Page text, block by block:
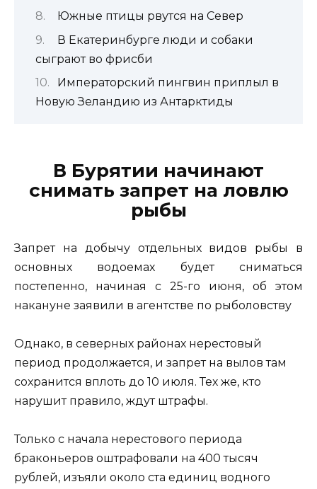
Южные птицы рвутся на Север
В Екатеринбурге люди и собаки
сыграют во фрисби
Императорский пингвин приплыл в
Новую Зеландию из Антарктиды
В Бурятии начинают
снимать запрет на ловлю
рыбы
Запрет на добычу отдельных видов рыбы в
основных водоемах будет сниматься
постепенно, начиная с 25-го июня, об этом
накануне заявили в агентстве по рыболовству
Однако, в северных районах нерестовый
период продолжается, и запрет на вылов там
сохранится вплоть до 10 июля. Тех же, кто
нарушит правило, ждут штрафы.
Только с начала нерестового периода
браконьеров оштрафовали на 400 тысяч
рублей, изъяли около ста единиц водного